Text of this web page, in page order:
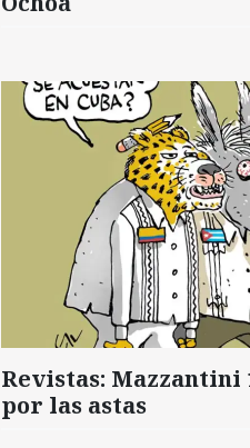
Revistas: Mazzantini
por las astas